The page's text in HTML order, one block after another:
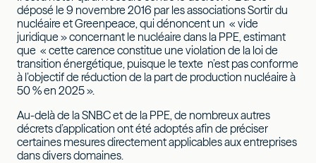
déposé le 9 novembre 2016 par les associations Sortir du
nucléaire et Greenpeace, qui dénoncent un « vide
juridique » concernant le nucléaire dans la PPE, estimant
que « cette carence constitue une violation de la loi de
transition énergétique, puisque le texte n’est pas conforme
à l’objectif de réduction de la part de production nucléaire à
50 % en 2025 ».
Au-delà de la SNBC et de la PPE, de nombreux autres
décrets d’application ont été adoptés afin de préciser
certaines mesures directement applicables aux entreprises
dans divers domaines.